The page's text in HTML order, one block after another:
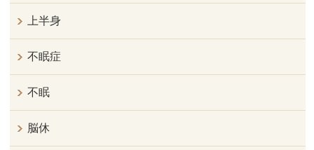
上半身
不眠症
不眠
脳休